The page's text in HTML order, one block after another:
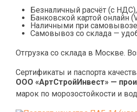
Безналичный расчёт (с
Банковской картой онлайн
Наличными при самовывозе
Самовывоз со склада —
Отгрузка со склада в Москве.
Сертификаты и паспорта
ООО «АртСтройИнвест» —
марок по морозостойкости и